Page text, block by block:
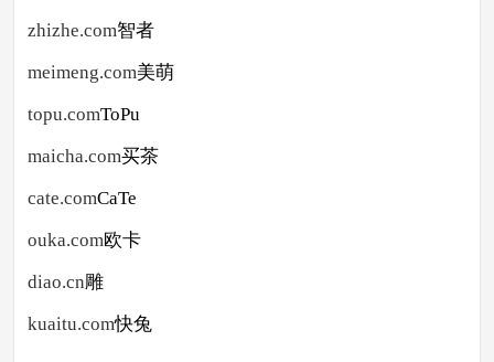
zhizhe.com智者
meimeng.com美萌
topu.comToPu
maicha.com买茶
cate.comCaTe
ouka.com欧卡
diao.cn雕
kuaitu.com快兔